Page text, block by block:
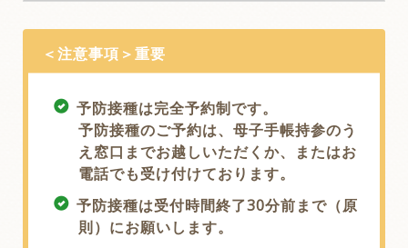
＜注意事項＞重要
予防接種は完全予約制です。
予防接種のご予約は、母子手帳持参のう
え窓口までお越しいただくか、またはお
電話でも受け付けております。
予防接種は受付時間終了30分前まで（原
則）にお願いします。